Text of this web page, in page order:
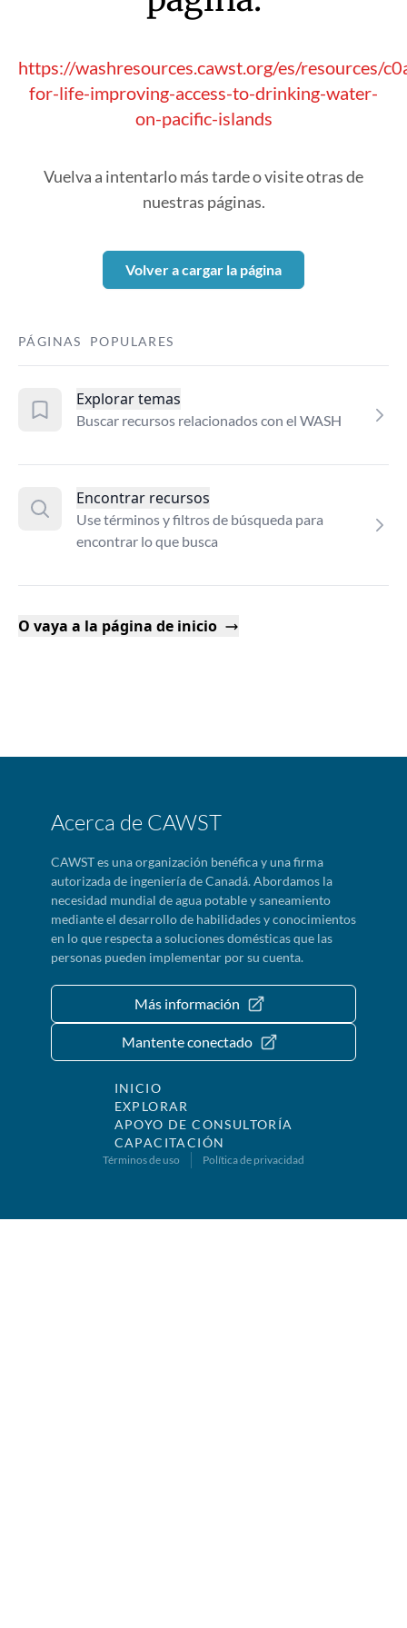
https://washresources.cawst.org/es/resources/
for-life-improving-access-to-drinking-water-
on-pacific-islands
Vuelva a intentarlo más tarde o visite otras de
nuestras páginas.
Volver a cargar la página
PÁGINAS POPULARES
Explorar temas
Buscar recursos relacionados con el WASH
Encontrar recursos
Use términos y filtros de búsqueda para
encontrar lo que busca
O vaya a la página de inicio
Acerca de CAWST
CAWST es una organización benéfica y una firma
autorizada de ingeniería de Canadá. Abordamos la
necesidad mundial de agua potable y saneamiento
mediante el desarrollo de habilidades y conocimientos
en lo que respecta a soluciones domésticas que las
personas pueden implementar por su cuenta.
Más información
Mantente conectado
INICIO
EXPLORAR
APOYO DE CONSULTORÍA
CAPACITACIÓN
Términos de uso Política de privacidad